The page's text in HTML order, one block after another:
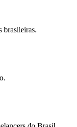
brasileiras.